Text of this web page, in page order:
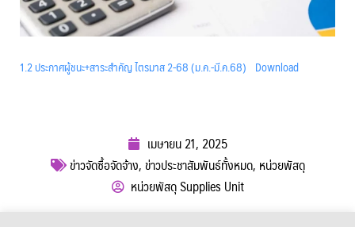
1.2 ประกาศผู้ชนะ+สาระสำคัญ ไตรมาส 2-68 (ม.ค.-มี.ค.68) Download
เมษายน 21, 2025
ข่าวจัดซื้อจัดจ้าง,ข่าวประชาสัมพันธ์ทั้งหมด, หน่วยพัสดุ
หน่วยพัสดุ Supplies Unit